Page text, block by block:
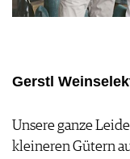
GUIDE DES VINS
ARCHIVES
APPLICATIONS
LIVRES
SCÈNE DU VIN
ARCHIVES
S'INSCRIRE
CONCOURS DE VIN
CONCOURS
Gerstl
Unsere ganze
kleineren Gütern